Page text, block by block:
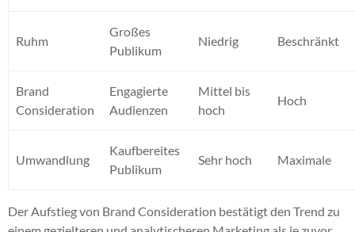
Ruhm
Großes
Publikum
Niedrig Beschränkt
Brand
Consideration
Engagierte
Audienzen
Mittel bis
hoch
Hoch
Umwandlung
Kaufbereites
Publikum
Sehr hoch Maximale
Der Aufstieg von Brand Consideration bestätigt den Trend zu